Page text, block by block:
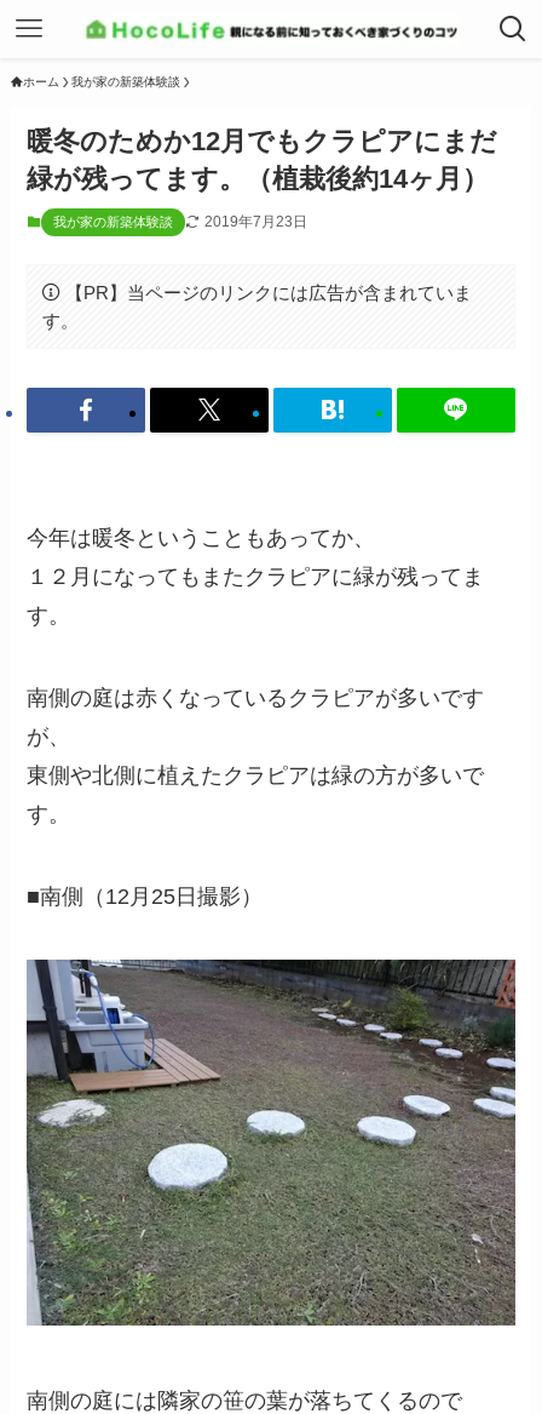
ホーム 我が家の新築体験談
暖冬のためか12月でもクラピアにまだ
緑が残ってます。（植栽後約14ヶ月）
我が家の新築体験談 2019年7月23日
【PR】当ページのリンクには広告が含まれていま
す。
今年は暖冬ということもあってか、
１２月になってもまたクラピアに緑が残ってま
す。
南側の庭は赤くなっているクラピアが多いです
が、
東側や北側に植えたクラピアは緑の方が多いで
す。
■南側（12月25日撮影）
南側の庭には隣家の笹の葉が落ちてくるので